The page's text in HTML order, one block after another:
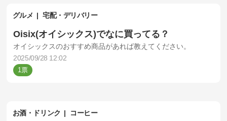
グルメ 宅配・デリバリー
Oisix(オイシックス)でなに買ってる？
オイシックスのおすすめ商品があれば教えてください。
2025/09/28 12:02
1
お酒・ドリンク コーヒー